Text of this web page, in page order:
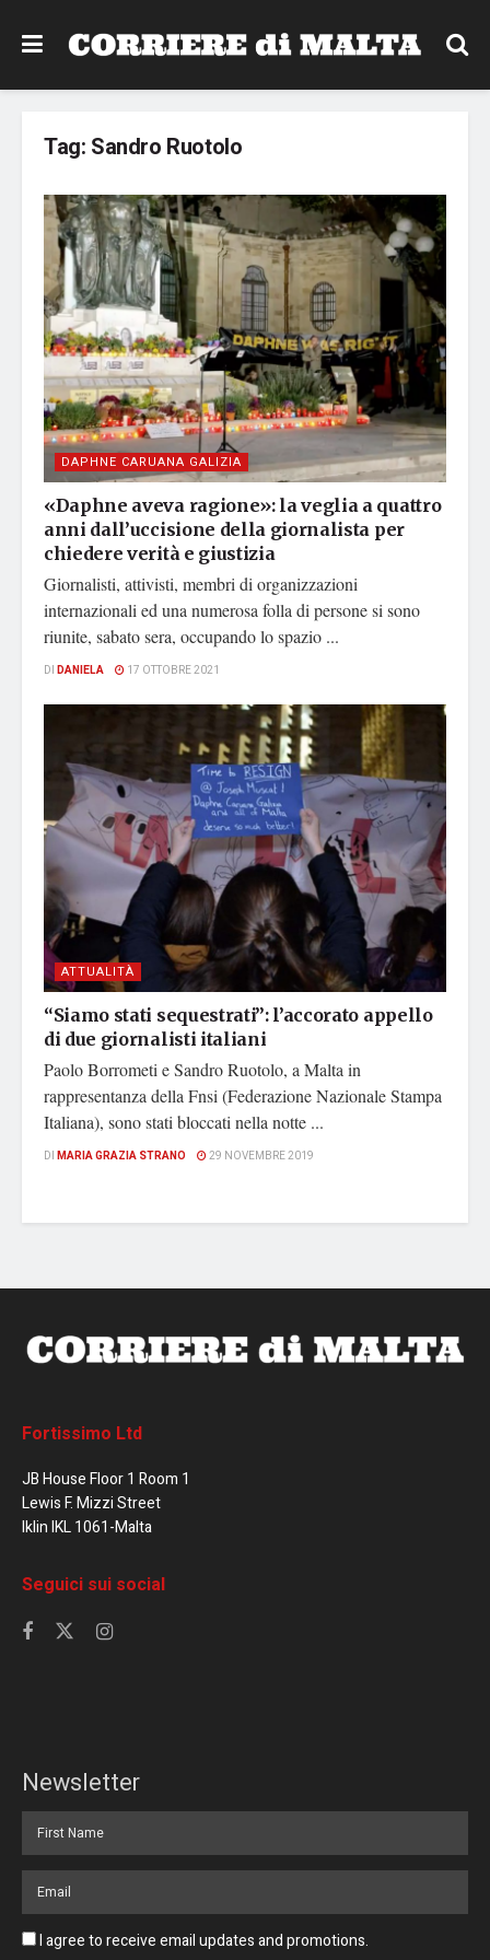
Tag: Sandro Ruotolo
DAPHNE CARUANA GALIZIA
«Daphne aveva ragione»: la veglia a quattro
anni dall’uccisione della giornalista per
chiedere verità e giustizia
Giornalisti, attivisti, membri di organizzazioni
internazionali ed una numerosa folla di persone si sono
riunite, sabato sera, occupando lo spazio ...
DI DANIELA 17 OTTOBRE 2021
ATTUALITÀ
“Siamo stati sequestrati”: l’accorato appello
di due giornalisti italiani
Paolo Borrometi e Sandro Ruotolo, a Malta in
rappresentanza della Fnsi (Federazione Nazionale Stampa
Italiana), sono stati bloccati nella notte ...
DI MARIA GRAZIA STRANO 29 NOVEMBRE 2019
Fortissimo Ltd
JB House Floor 1 Room 1
Lewis F. Mizzi Street
Iklin IKL 1061-Malta
Seguici sui social
Newsletter
I agree to receive email updates and promotions.